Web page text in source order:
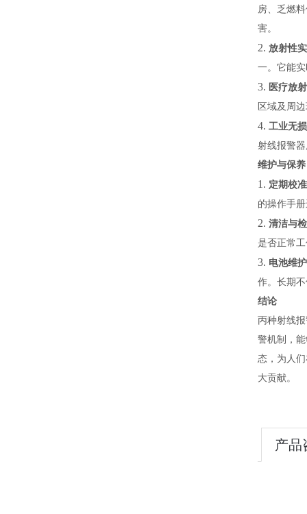
房、乏燃
害。
2. 放射性
一。它能
3. 医疗放
区域及周
4. 工业无
射线报警
维护与保养
1. 定期校准
的操作手
2. 清洁与
是否正常
3. 电池维护
作。长期
结论
丙种射线
警机制，
态，为人
大贡献。
产品